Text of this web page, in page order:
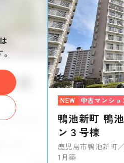
NEW 中古マンショ
鴨池新町 鴨
ン３号棟
鹿児島市鴨池新町
1月築